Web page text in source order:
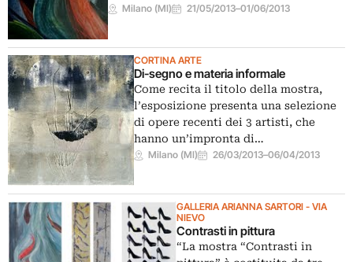
Milano (MI) 21/05/2013–01/06/2013
CORTINA ARTE
Di-segno e materia informale
Come recita il titolo della mostra,
l’esposizione presenta una selezione
di opere recenti dei 3 artisti, che
hanno un’impronta di…
Milano (MI) 26/03/2013–06/04/2013
GALLERIA ARIANNA SARTORI - VIA
NIEVO
Contrasti in pittura
“La mostra “Contrasti in